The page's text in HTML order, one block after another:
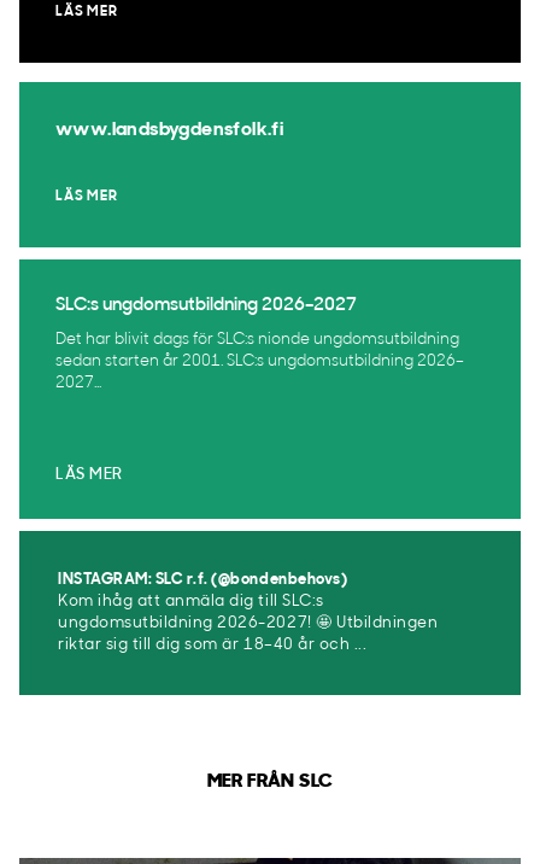
LÄS MER
www.landsbygdensfolk.fi
LÄS MER
SLC:s ungdomsutbildning 2026–2027
Det har blivit dags för SLC:s nionde ungdomsutbildning
sedan starten år 2001. SLC:s ungdomsutbildning 2026–
2027...
LÄS MER
INSTAGRAM: SLC r.f. (@bondenbehovs)
Kom ihåg att anmäla dig till SLC:s
ungdomsutbildning 2026-2027! 🤩 Utbildningen
riktar sig till dig som är 18–40 år och ...
MER FRÅN SLC